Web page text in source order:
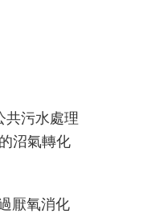
共污水處理
沼氣轉化
厭氧消化